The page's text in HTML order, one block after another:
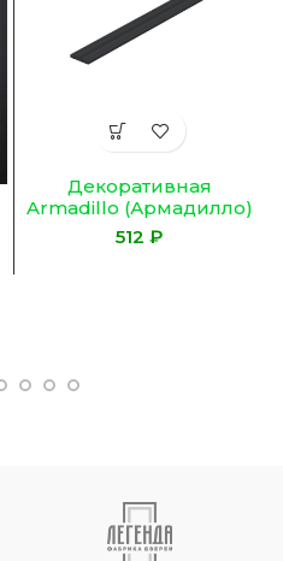
Декоративная
Armadillo (Армадилло)
крышка SLD.Scope
₽